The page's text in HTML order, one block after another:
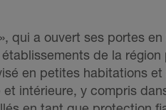
qui a ouvert ses portes
de la
en petites habitations
intérieure, y compris